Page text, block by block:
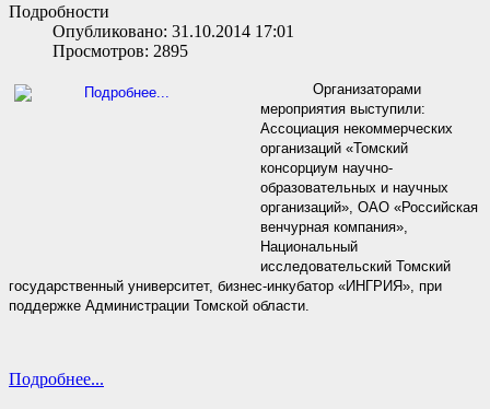
Подробности
Опубликовано: 31.10.2014 17:01
Просмотров: 2895
Организаторами
мероприятия выступили:
Ассоциация некоммерческих
организаций «Томский
консорциум научно-
образовательных и научных
организаций», ОАО «Российская
венчурная компания»,
Национальный
исследовательский Томский
государственный университет, бизнес-инкубатор «ИНГРИЯ», при
поддержке Администрации Томской области.
Подробнее...